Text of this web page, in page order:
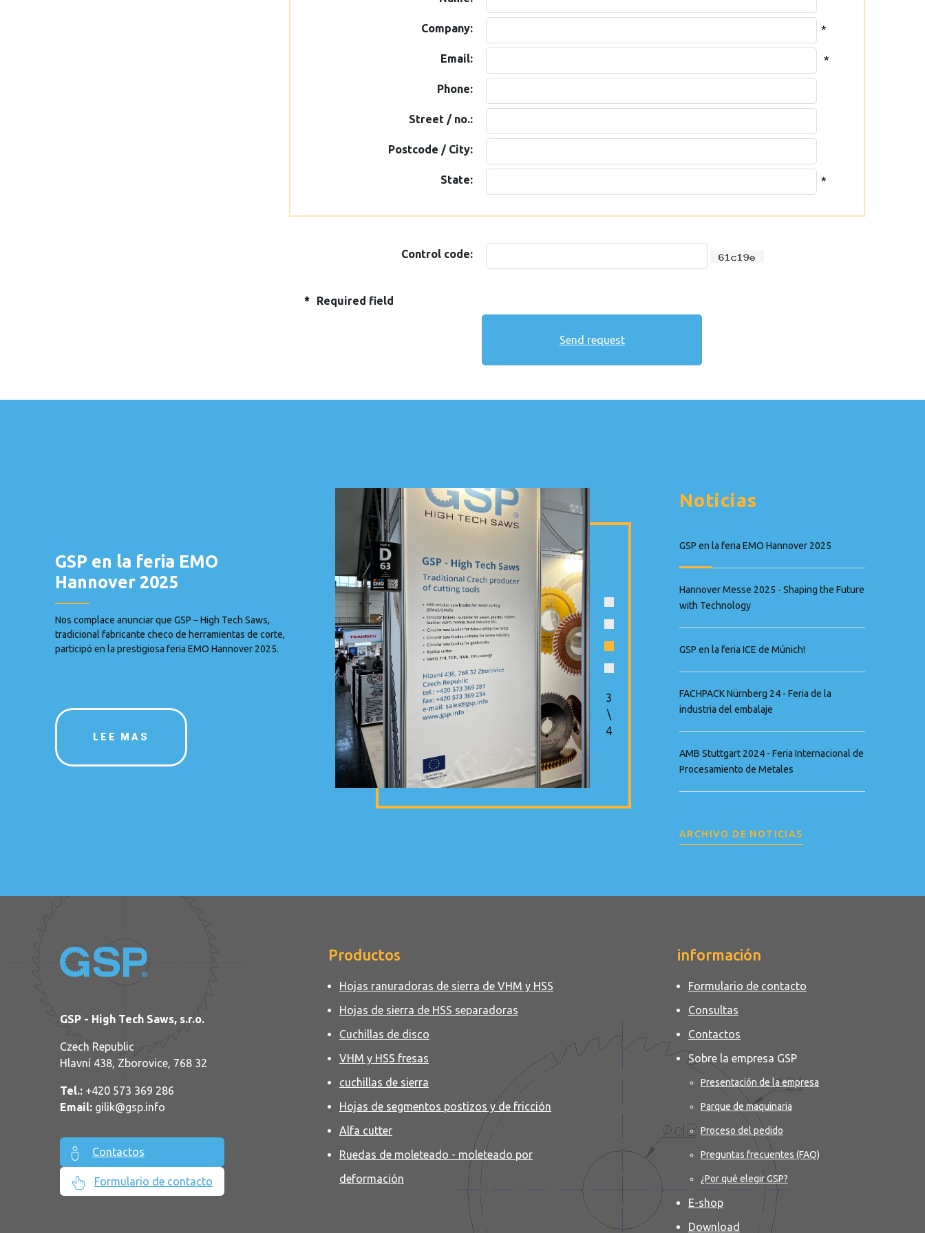
Company: *
Email: *
Phone:
Street / no.:
Postcode / City:
State: *
Control code:
* Required field
Noticias
GSP en la feria EMO Hannover 2025
Hannover Messe 2025 - Shaping the Future
with Technology
GSP en la feria ICE de Múnich!
FACHPACK Nürnberg 24 - Feria de la
industria del embalaje
AMB Stuttgart 2024 - Feria Internacional de
Procesamiento de Metales
ARCHIVO DE NOTICIAS
GSP en la feria EMO
Hannover 2025
Nos complace anunciar que GSP – High Tech Saws,
tradicional fabricante checo de herramientas de corte,
participó en la prestigiosa feria EMO Hannover 2025.
LEE MAS
3
\
4
GSP - High Tech Saws, s.r.o.
Czech Republic
Hlavní 438, Zborovice, 768 32
Tel.: +420 573 369 286
Email: gilik@gsp.info
Contactos
Formulario de contacto
Productos
Hojas ranuradoras de sierra de VHM y HSS
Hojas de sierra de HSS separadoras
Cuchillas de disco
VHM y HSS fresas
cuchillas de sierra
Hojas de segmentos postizos y de fricción
Alfa cutter
Ruedas de moleteado - moleteado por
deformación
información
Formulario de contacto
Consultas
Contactos
Sobre la empresa GSP
Presentación de la empresa
Parque de maquinaria
Proceso del pedido
Preguntas frecuentes (FAQ)
¿Por qué elegir GSP?
E-shop
Download